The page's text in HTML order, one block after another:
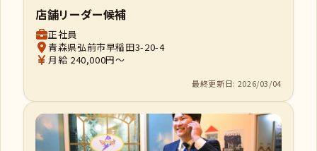
店舗リーダー候補
正社員
青森県弘前市早稲田3-20-4
月給 240,000円～
最終更新日: 2026/03/04